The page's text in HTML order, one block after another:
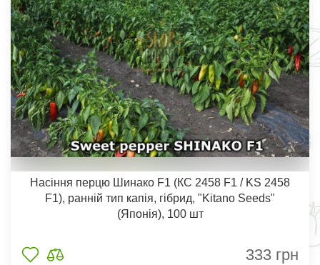
Насіння перцю Шинако F1 (КС 2458 F1 / KS 2458
F1), ранній тип капія, гібрид, "Kitano Seeds"
(Японія), 100 шт
333 грн